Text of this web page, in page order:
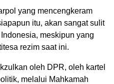
yang mencengkeram
itu, akan sangat sulit
meskipun yang
rezim saat ini.
oleh DPR, oleh kartel
melalui Mahkamah